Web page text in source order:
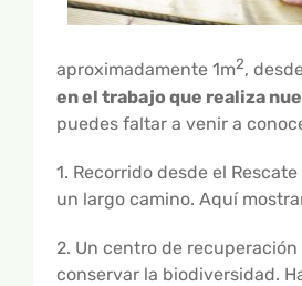
aproximadamente 1m2,
en el trabajo que realiza
puedes faltar a venir a
1. Recorrido desde el
un largo camino. Aquí
2. Un centro de
conservar la biodiversidad.